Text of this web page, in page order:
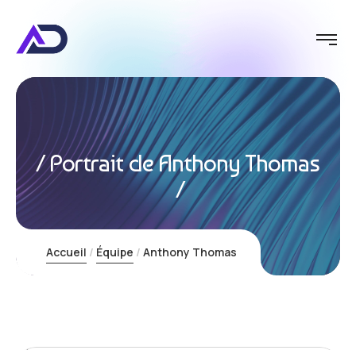
Portrait de Anthony Thomas
Accueil Équipe Anthony Thomas